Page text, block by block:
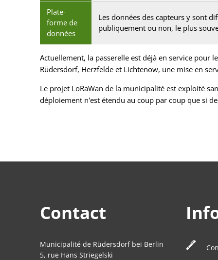
Plate-
forme de
données
Les données des capteurs y sont
publiquement ou non, le plus
Actuellement, la passerelle est déjà en service pour
Rüdersdorf, Herzfelde et Lichtenow, une mise en
Le projet LoRaWan de la municipalité est exploité
déploiement n'est étendu au coup par coup que si
Contact
Municipalité de Rüdersdorf bei Berlin
5, rue Hans Striegelski